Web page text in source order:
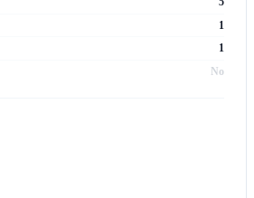
1
1
No